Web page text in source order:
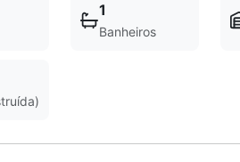
1
Banheiros